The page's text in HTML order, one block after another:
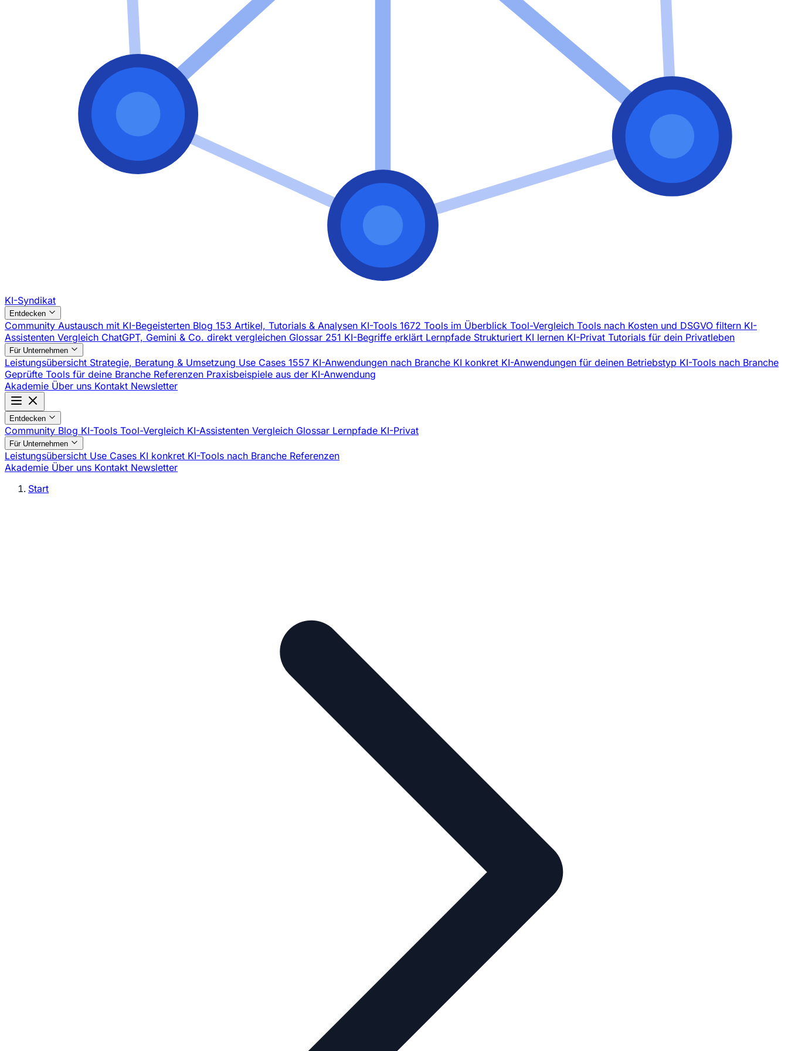
KI-Syndikat
Entdecken
Community Austausch mit KI-Begeisterten Blog 153 Artikel, Tutorials & Analysen KI-Tools 1672 Tools im Überblick Tool-Vergleich Tools nach Kosten und DSGVO filtern KI-
Assistenten Vergleich ChatGPT, Gemini & Co. direkt vergleichen Glossar 251 KI-Begriffe erklärt Lernpfade Strukturiert KI lernen KI-Privat Tutorials für dein Privatleben
Für Unternehmen
Leistungsübersicht Strategie, Beratung & Umsetzung Use Cases 1557 KI-Anwendungen nach Branche KI konkret KI-Anwendungen für deinen Betriebstyp KI-Tools nach Branche
Geprüfte Tools für deine Branche Referenzen Praxisbeispiele aus der KI-Anwendung
Akademie Über uns Kontakt Newsletter
Entdecken
Community Blog KI-Tools Tool-Vergleich KI-Assistenten Vergleich Glossar Lernpfade KI-Privat
Für Unternehmen
Leistungsübersicht Use Cases KI konkret KI-Tools nach Branche Referenzen
Akademie Über uns Kontakt Newsletter
Start